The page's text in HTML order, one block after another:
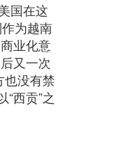
国在这
为越南
业化意
又一次
也没有禁
西贡”之